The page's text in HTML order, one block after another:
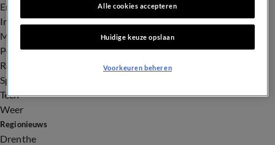
Entertainment
Infrastructuur
Milieu en Gezondheid
Politiek
Royalty
Sport
Tech
Weer
Regionieuws
Drenthe
Alle cookies accepteren
Huidige keuze opslaan
Voorkeuren beheren